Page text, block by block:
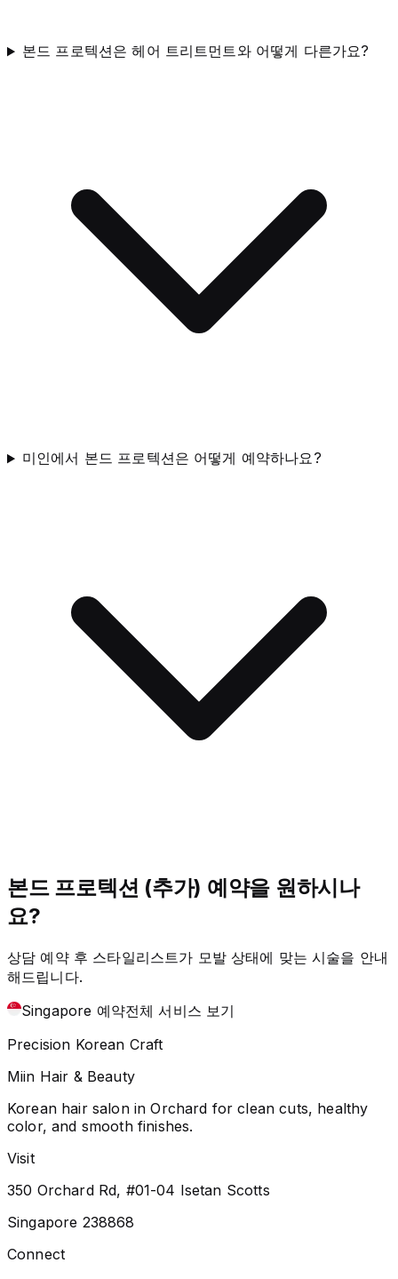
본드 프로텍션은 헤어 트리트먼트와 어떻게 다른가요?
미인에서 본드 프로텍션은 어떻게 예약하나요?
본드 프로텍션 (추가) 예약을 원하시나
요?
상담 예약 후 스타일리스트가 모발 상태에 맞는 시술을 안내
해드립니다.
Singapore 예약전체 서비스 보기
Precision Korean Craft
Miin Hair & Beauty
Korean hair salon in Orchard for clean cuts, healthy
color, and smooth finishes.
Visit
350 Orchard Rd, #01-04 Isetan Scotts
Singapore 238868
Connect